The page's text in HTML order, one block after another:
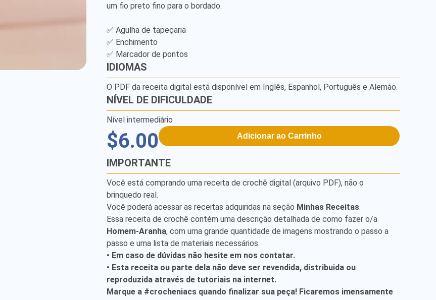
um fio preto fino para o bordado.
✅ Agulha de tapeçaria
✅ Enchimento
✅ Marcador de pontos
IDIOMAS
O PDF da receita digital está disponível em Inglês, Espanhol, Português e Alemão.
NÍVEL DE DIFICULDADE
Nível intermediário
$6.00 Adicionar ao Carrinho
IMPORTANTE
Você está comprando uma receita de crochê digital (arquivo PDF), não o
brinquedo real.
Você poderá acessar as receitas adquiridas na seção Minhas Receitas.
Essa receita de crochê contém uma descrição detalhada de como fazer o/a
Homem-Aranha, com uma grande quantidade de imagens mostrando o passo a
passo e uma lista de materiais necessários.
• Em caso de dúvidas não hesite em nos contatar.
• Esta receita ou parte dela não deve ser revendida, distribuida ou
reproduzida através de tutoriais na internet.
Marque a #crocheniacs quando finalizar sua peça! Ficaremos imensamente